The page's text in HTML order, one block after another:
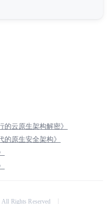
的云原生架构解密》
的原生安全架构》
Rights Reserved